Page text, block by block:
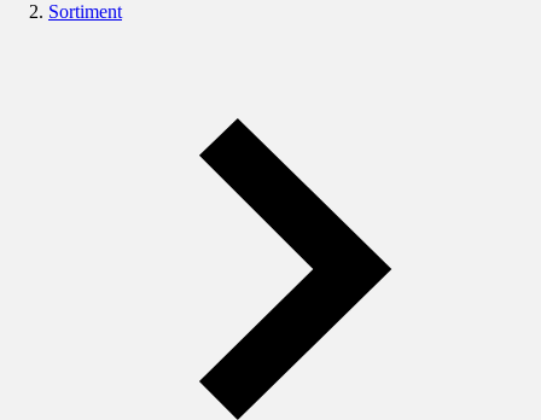
Sortiment